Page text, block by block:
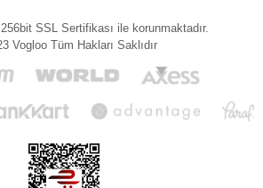
SSL Sertifikası ile korunmaktadır.
Vogloo Tüm Hakları Saklıdır